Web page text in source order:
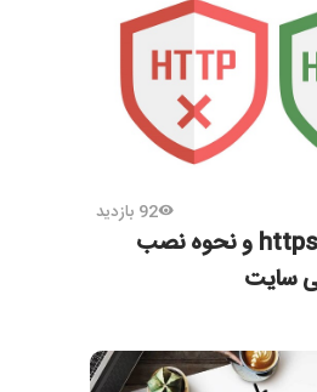
92 بازدید
تفاوت http با https و نحوه نصب
سایت